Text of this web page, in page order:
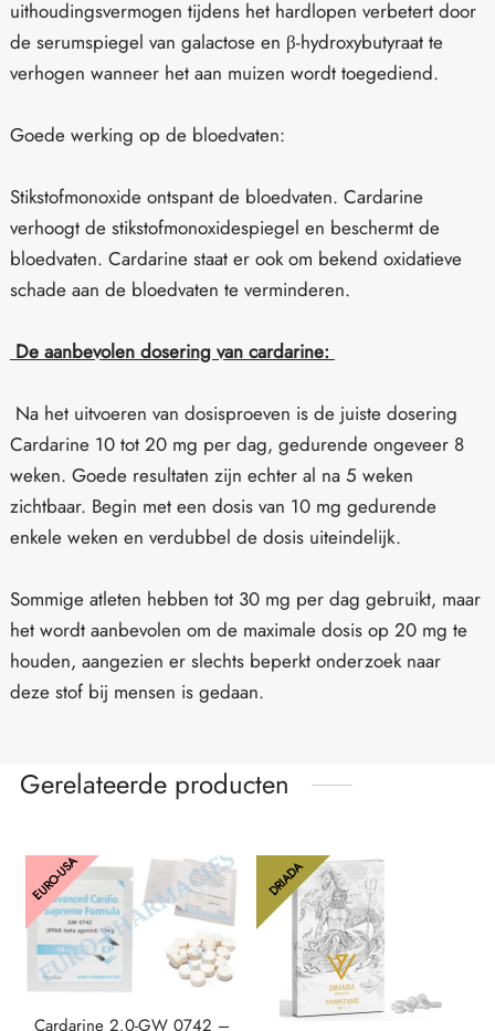
uithoudingsvermogen tijdens het hardlopen verbetert door
de serumspiegel van galactose en β-hydroxybutyraat te
verhogen wanneer het aan muizen wordt toegediend.
Goede werking op de bloedvaten:
Stikstofmonoxide ontspant de bloedvaten. Cardarine
verhoogt de stikstofmonoxidespiegel en beschermt de
bloedvaten. Cardarine staat er ook om bekend oxidatieve
schade aan de bloedvaten te verminderen.
De aanbevolen dosering van cardarine:
Na het uitvoeren van dosisproeven is de juiste dosering
Cardarine 10 tot 20 mg per dag, gedurende ongeveer 8
weken. Goede resultaten zijn echter al na 5 weken
zichtbaar. Begin met een dosis van 10 mg gedurende
enkele weken en verdubbel de dosis uiteindelijk.
Sommige atleten hebben tot 30 mg per dag gebruikt, maar
het wordt aanbevolen om de maximale dosis op 20 mg te
houden, aangezien er slechts beperkt onderzoek naar
deze stof bij mensen is gedaan.
Gerelateerde producten
EURO-USA
Cardarine 2.0-GW 0742 –
DRIADA